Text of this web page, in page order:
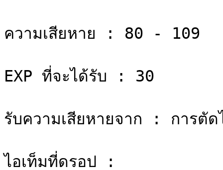
ความเสียหาย : 80 - 109
EXP ที่จะได้รับ : 30
รับความเสียหายจาก : การตั
ไอเท็มที่ดรอป :